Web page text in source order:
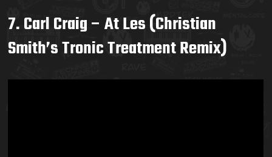
7. Carl Craig – At Les (Christian
Smith’s Tronic Treatment Remix)